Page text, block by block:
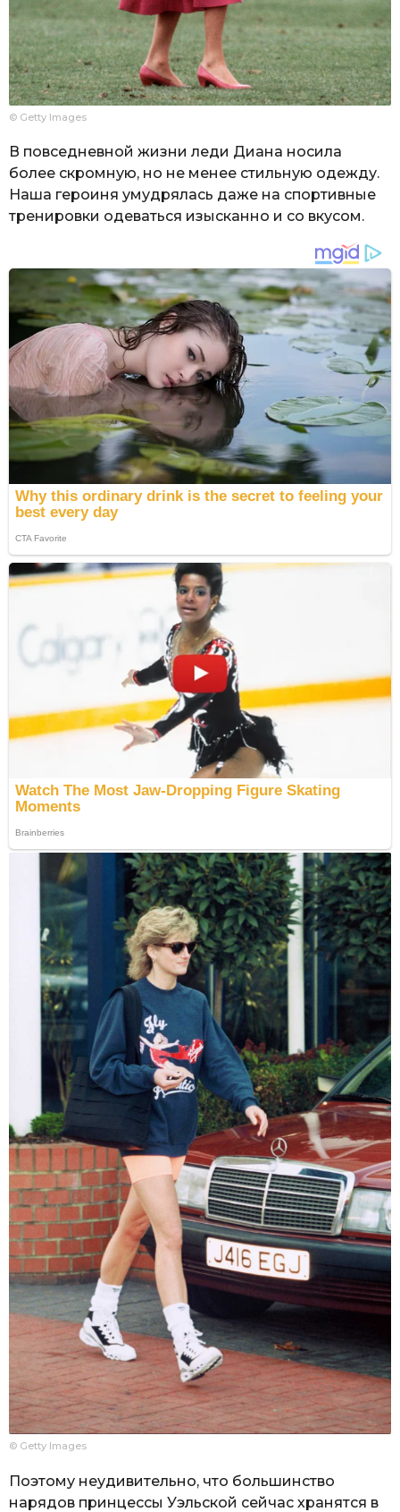
© Getty Images
В повседневной жизни леди Диана носила
более скромную, но не менее стильную одежду.
Наша героиня умудрялась даже на спортивные
тренировки одеваться изысканно и со вкусом.
© Getty Images
Поэтому неудивительно, что большинство
нарядов принцессы Уэльской сейчас хранятся в